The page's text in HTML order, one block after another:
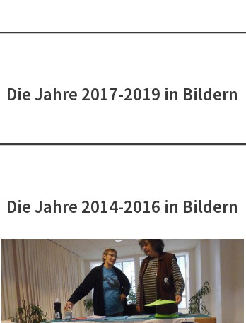
Die Jahre 2017-2019 in Bildern
Die Jahre 2014-2016 in Bildern